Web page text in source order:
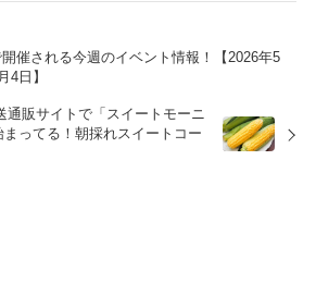
催される今週のイベント情報！【2026年5
4日】
通販サイトで「スイートモーニ
ってる！朝採れスイートコー